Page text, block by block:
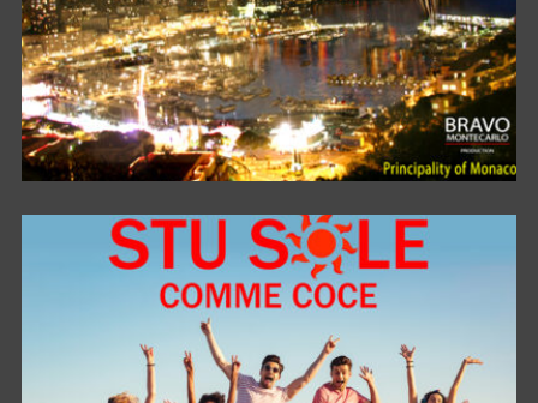
MONACO DANCESPORT FESTIVAL